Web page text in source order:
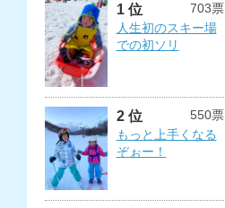
1 位
703票
人生初のスキー場
での初ソリ
2 位
550票
もっと上手くなる
ぞぉー！